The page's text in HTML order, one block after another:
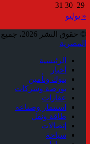
29
30
31
« يوليو
© حقوق النشر 2026، جميع الحقوق محفوظة |
المصرية
الرئيسية
أخبار
بنوك وتأمين
بورصة وشركات
عقارات
استثمار وصناعة
طاقة ونقل
إتصالات
سياحة